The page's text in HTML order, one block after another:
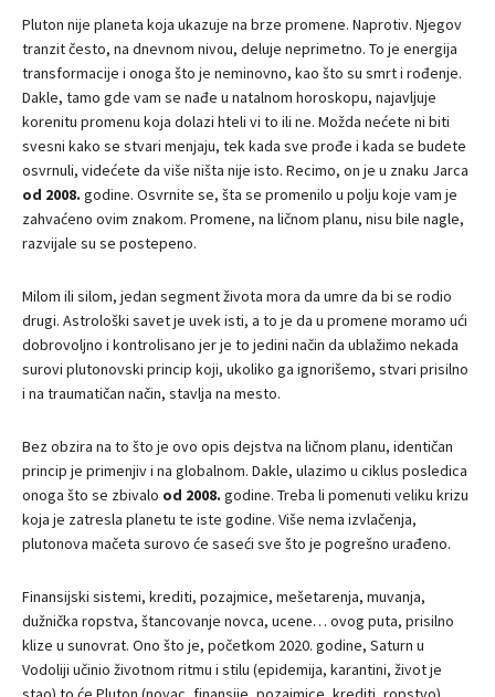
Pluton nije planeta koja ukazuje na brze promene. Naprotiv. Njegov
tranzit često, na dnevnom nivou, deluje neprimetno. To je energija
transformacije i onoga što je neminovno, kao što su smrt i rođenje.
Dakle, tamo gde vam se nađe u natalnom horoskopu, najavljuje
korenitu promenu koja dolazi hteli vi to ili ne. Možda nećete ni biti
svesni kako se stvari menjaju, tek kada sve prođe i kada se budete
osvrnuli, videćete da više ništa nije isto. Recimo, on je u znaku Jarca
od 2008. godine. Osvrnite se, šta se promenilo u polju koje vam je
zahvaćeno ovim znakom. Promene, na ličnom planu, nisu bile nagle,
razvijale su se postepeno.
Milom ili silom, jedan segment života mora da umre da bi se rodio
drugi. Astrološki savet je uvek isti, a to je da u promene moramo ući
dobrovoljno i kontrolisano jer je to jedini način da ublažimo nekada
surovi plutonovski princip koji, ukoliko ga ignorišemo, stvari prisilno
i na traumatičan način, stavlja na mesto.
Bez obzira na to što je ovo opis dejstva na ličnom planu, identičan
princip je primenjiv i na globalnom. Dakle, ulazimo u ciklus posledica
onoga što se zbivalo od 2008. godine. Treba li pomenuti veliku krizu
koja je zatresla planetu te iste godine. Više nema izvlačenja,
plutonova mačeta surovo će saseći sve što je pogrešno urađeno.
Finansijski sistemi, krediti, pozajmice, mešetarenja, muvanja,
dužnička ropstva, štancovanje novca, ucene… ovog puta, prisilno
klize u sunovrat. Ono što je, početkom 2020. godine, Saturn u
Vodoliji učinio životnom ritmu i stilu (epidemija, karantini, život je